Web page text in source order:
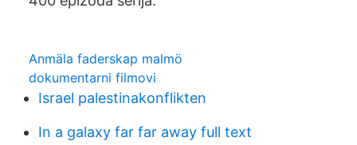
Anmäla faderskap malmö
dokumentarni filmovi
Israel palestinakonflikten
In a galaxy far far away full text